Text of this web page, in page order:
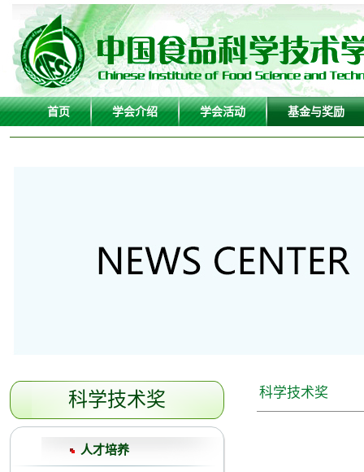
首页 学会介绍 学会活动 基金与奖励
科学技术奖
人才培养
科学技术奖